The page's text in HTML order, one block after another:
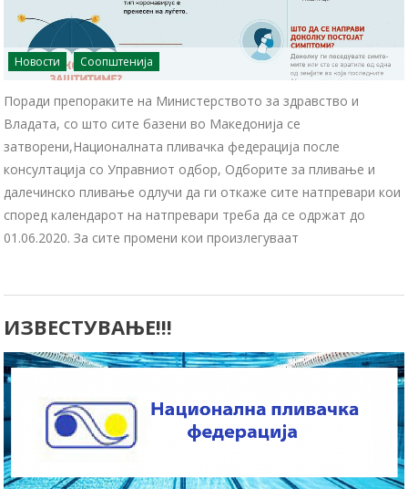
Новости Соопштенија
Поради препораките на Министерството за здравство и
Владата, со што сите базени во Македонија се
затворени,Националната пливачка федерација после
консултација со Управниот одбор, Одборите за пливање и
далечинско пливање одлучи да ги откаже сите натпревари кои
според календарот на натпревари треба да се одржат до
01.06.2020. За сите промени кои произлегуваат
ИЗВЕСТУВАЊЕ!!!